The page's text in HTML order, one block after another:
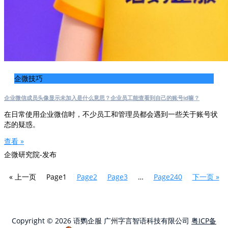
企微技巧
企业微信成员头像显示未加入是什么意思？企业员工能查看到自己的账号id嘛？
在日常使用企业微信时，不少员工和管理员都会遇到一些关于账号状
态的疑惑。
查看 »
企微研究院-发布
« 上一页 Page1 Page2 Page3 … Page240 下一页 »
Copyright © 2026 语鹦企服 广州字言智语科技有限公司 粤ICP备